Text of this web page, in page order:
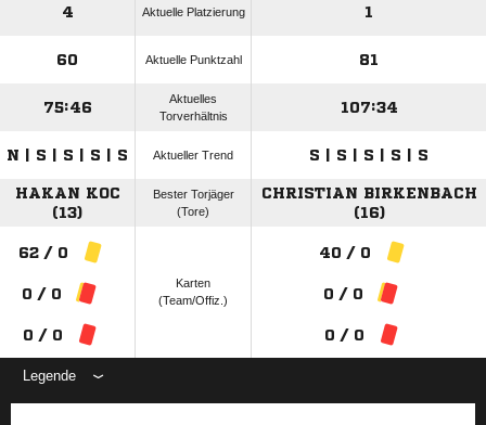
4 Aktuelle Platzierung 1
60 Aktuelle Punktzahl 81
75:46
Aktuelles
Torverhältnis
107:34
N | S | S | S | S Aktueller Trend S | S | S | S | S
HAKAN KOC
(13)
Bester Torjäger
(Tore)
CHRISTIAN BIRKENBACH
(16)
62 / 0
0 / 0
0 / 0
Karten
(Team/Offiz.)
40 / 0
0 / 0
0 / 0
Legende
ANZEIGE